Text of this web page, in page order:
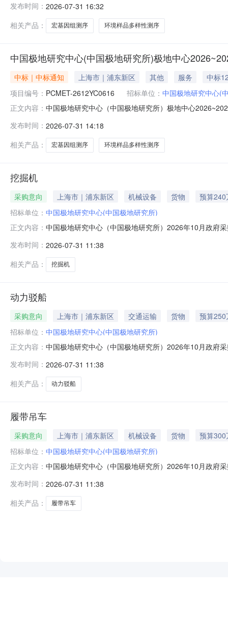
07月31日二、更正信息更正事项：采购结果更正内容：
元/样本环
发布时间： 2026-07-31 16:32
相关产品：
宏基因组测序 环境样品多样性测序
中国极地研究中心(中国极地研究所)极地中心
中标｜中标通知 上海市｜浦东新区 其他 服务
中标
项目编号： PCMET-2612YC0616 招标单位： 中国极地研究中心(
正文内容： 中国极地研究中心（中国极地研究所）极地中心
二、更正信息更正事项：采购结果更正内容：中标（成
8F/E2中标（成交）
发布时间： 2026-07-31 14:18
相关产品：
宏基因组测序 环境样品多样性测序
挖掘机
采购意向 上海市｜浦东新区 机械设备 货物
预算240
招标单位： 中国极地研究中心(中国极地研究所)
正文内容： 中国极地研究中心（中国极地研究所）2026年10月政府
上穿越能力；2、具有改装潜质、拥有大量改件和辅助装
如：挖掘、破碎等
发布时间： 2026-07-31 11:38
相关产品：
挖掘机
动力驳船
采购意向 上海市｜浦东新区 交通运输 货物
预算250
招标单位： 中国极地研究中心(中国极地研究所)
正文内容： 中国极地研究中心（中国极地研究所）2026年10月政府
箱5只或装载40英尺集装箱2只或100t履带吊机1辆；2、
供给
发布时间： 2026-07-31 11:38
相关产品：
动力驳船
履带吊车
采购意向 上海市｜浦东新区 机械设备 货物
预算300
招标单位： 中国极地研究中心(中国极地研究所)
正文内容： 中国极地研究中心（中国极地研究所）2026年10月政府
冰盖和海冰上穿越能力；2、设备最大起重量不小于90t
冷环境
发布时间： 2026-07-31 11:38
相关产品：
履带吊车